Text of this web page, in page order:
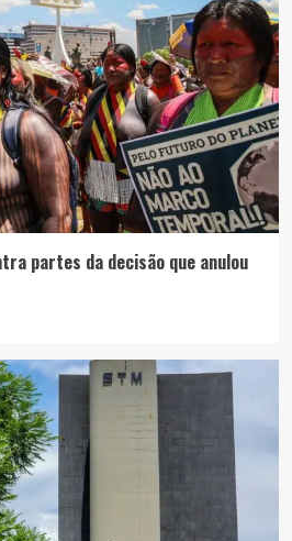
partes da decisão que anulou